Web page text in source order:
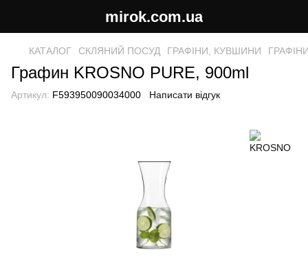
mirok.com.ua
КАТАЛОГ СКЛЯНИЙ ПОСУД ГРАФІНИ, КУВШИНИ
Графин KROSNO PURE, 900ml
Артикул: F593950090034000 Написати відгук